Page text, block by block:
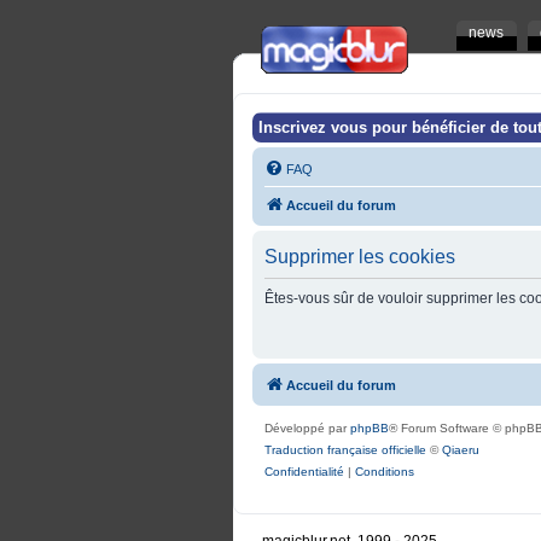
news
Inscrivez vous pour bénéficier de
FAQ
Accueil du forum
Supprimer les cookies
Êtes-vous sûr de vouloir supprimer les
Accueil du forum
Développé parphpBB® Forum Software ©
Traduction française officielle ©Qiaeru
Confidentialité | Conditions